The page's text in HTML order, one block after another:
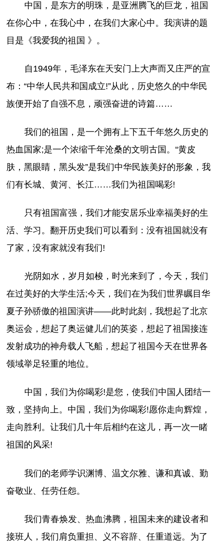
中国，是东方的明珠，是亚洲腾飞的巨龙，祖国
在你心中，在我心中，在我们大家心中。我演讲的题
目是《我爱我的祖国 》。
自1949年，毛泽东在天安门上大声而又庄严的宣
布：“中华人民共和国成立!”从此，历史悠久的中华民
族便开始了自强不息，顽强奋进的诗篇……
我们的祖国，是一个拥有上下五千年悠久历史的
热血国家;是一个浓缩千年沧桑的文明古国。“黄皮
肤，黑眼睛，黑头发”是我们中华民族美好的形象，我
们有长城、黄河、长江……我们为祖国喝彩!
只有祖国富强，我们才能安居乐业幸福美好的生
活、学习。翻开历史我们可以看到：没有祖国就没有
了家，没有家就没有我们!
光阴如水，岁月如梭，时光来到了，今天，我们
在过美好的大学生活;今天，我们在为我们世界瞩目华
夏子孙骄傲的祖国演讲——此时此刻，我想起了北京
奥运会，想起了奥运健儿们的英姿，想起了祖国接连
发射成功的神舟载人飞船，想起了祖国今天在世界各
领域举足轻重的地位。
中国，我们为你喝彩!是您，使我们中国人团结一
致，坚持向上。中国，我们为你喝彩!愿你走向辉煌，
走向胜利。让我们几十年后相约在这儿，再一次一睹
祖国的风采!
我们的老师学识渊博、温文尔雅、谦和真诚、勤
奋敬业、任劳任怨。
我们青春焕发、热血沸腾，祖国未来的建设者和
接班人，我们肩负重担、义不容辞、任重道远。为了